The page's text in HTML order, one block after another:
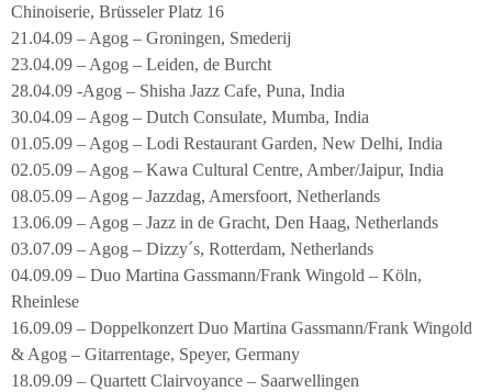
Chinoiserie, Brüsseler Platz 16
21.04.09 – Agog – Groningen, Smederij
23.04.09 – Agog – Leiden, de Burcht
28.04.09 -Agog – Shisha Jazz Cafe, Puna, India
30.04.09 – Agog – Dutch Consulate, Mumba, India
01.05.09 – Agog – Lodi Restaurant Garden, New Delhi, India
02.05.09 – Agog – Kawa Cultural Centre, Amber/Jaipur, India
08.05.09 – Agog – Jazzdag, Amersfoort, Netherlands
13.06.09 – Agog – Jazz in de Gracht, Den Haag, Netherlands
03.07.09 – Agog – Dizzy´s, Rotterdam, Netherlands
04.09.09 – Duo Martina Gassmann/Frank Wingold – Köln,
Rheinlese
16.09.09 – Doppelkonzert Duo Martina Gassmann/Frank Wingold
& Agog – Gitarrentage, Speyer, Germany
18.09.09 – Quartett Clairvoyance – Saarwellingen